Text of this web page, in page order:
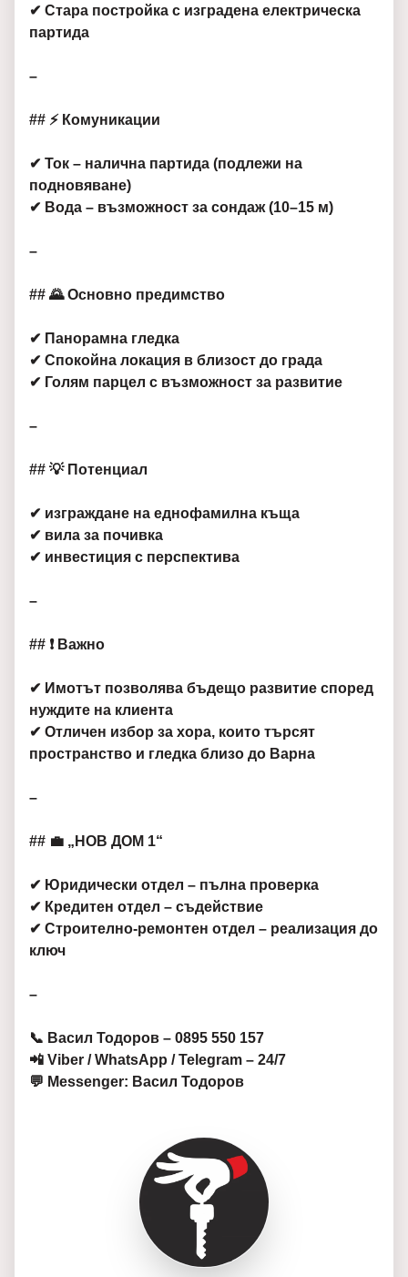
✔ Стара постройка с изградена електрическа
партида
–
## ⚡ Комуникации
✔ Ток – налична партида (подлежи на
подновяване)
✔ Вода – възможност за сондаж (10–15 м)
–
## 🌄 Основно предимство
✔ Панорамна гледка
✔ Спокойна локация в близост до града
✔ Голям парцел с възможност за развитие
–
## 💡 Потенциал
✔ изграждане на еднофамилна къща
✔ вила за почивка
✔ инвестиция с перспектива
–
## ❗ Важно
✔ Имотът позволява бъдещо развитие според
нуждите на клиента
✔ Отличен избор за хора, които търсят
пространство и гледка близо до Варна
–
## 💼 „НОВ ДОМ 1“
✔ Юридически отдел – пълна проверка
✔ Кредитен отдел – съдействие
✔ Строително-ремонтен отдел – реализация до
ключ
–
📞 Васил Тодоров – 0895 550 157
📲 Viber / WhatsApp / Telegram – 24/7
💬 Messenger: Васил Тодоров